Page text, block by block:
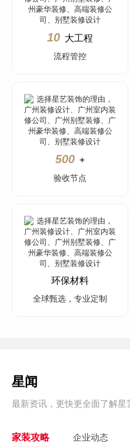
10 大工程
流程管控
500 +
验收节点
环保材料
全球甄选，专业定制
星闻
最新资讯，更快更全面了解星
家装攻略 企业动态